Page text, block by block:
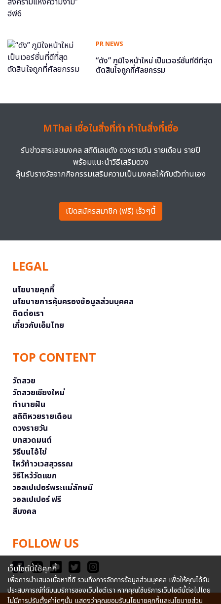
PR NEWS
“ดัง” ภูมิใจหน้าใหม่ เป็นเวอร์ชั่นที่ดีที่สุด
ตัดสินใจถูกที่ศัลยกรรม
MThai เชื่อในสิ่งที่ทำ ทำในสิ่งที่เชื่อ
รับข่าวสารเลขมงคล สถิติเลขดัง ดวงรายวัน รายเดือน รายปี
พร้อมแนะนำวิธีเสริมดวง
ลุ้นรับรางวัลจากกิจกรรมเสริมความเป็นมงคลให้กับตัวท่านเอง
เปิดสมัครสมาชิก (ฟรี) เร็วๆนี้
LEGAL
นโยบายคุกกี้
นโยบายการคุ้มครองข้อมูลส่วนบุคคล
ติดต่อเรา
เกี่ยวกับเอ็มไทย
TOP CONTENT
วัดสวย
วัดสวยเชียงใหม่
ทำนายฝัน
สถิติหวยรายเดือน
ดวงรายวัน
บทสวดมนต์
วิธีบนไอ้ไข่
ไหว้ท้าวเวสสุวรรณ
วิธีไหว้วัดแขก
วอลเปเปอร์พระแม่ลักษมี
วอลเปเปอร์ ฟรี
สีมงคล
FOLLOW US
เว็บไซต์นี้ใช้คุกกี้
เพื่อการนำเสนอเนื้อหาที่ดี รวมถึงการจัดการข้อมูลส่วนบุคคล เพื่อให้คุณได้รับ
ประสบการณ์ที่ดีบนบริการของเว็บไซต์เรา หากคุณใช้บริการเว็บไซต์นี้ต่อไปโดย
ไม่มีการปรับตั้งค่าใดๆนั้น แสดงว่าคุณยอมรับนโยบายคุกกี้และนโยบายส่วน